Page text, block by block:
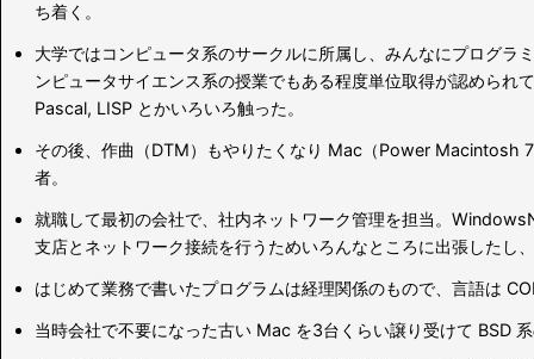
ち着く。
大学ではコンピュータ系のサークルに所属し、みんなにプログラ
ンピュータサイエンス系の授業でもある程度単位取得が認められ
Pascal, LISP とかいろいろ触った。
その後、作曲（DTM）もやりたくなり Mac（Power Macintosh
者。
就職して最初の会社で、社内ネットワーク管理を担当。
支店とネットワーク接続を行うためいろんなところに出張したし
はじめて業務で書いたプログラムは経理関係のもので、言語は
当時会社で不要になった古い Mac を3台くらい譲り受けて BSD